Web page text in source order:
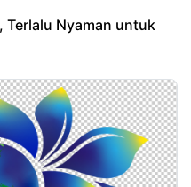
Terlalu Nyaman untuk